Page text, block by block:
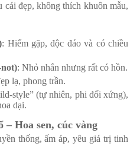
cái đẹp, không thích khuôn mẫu,
: Hiếm gặp, độc đáo và có chiều
: Nhỏ nhắn nhưng rất có hồn.
lạ, phong trần.
style” (tự nhiên, phi đối xứng),
dại.
Hoa sen, cúc vàng
thống, ấm áp, yêu giá trị tinh